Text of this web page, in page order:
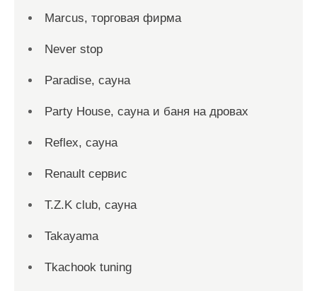
Marcus, торговая фирма
Never stop
Paradise, сауна
Party House, сауна и баня на дровах
Reflex, сауна
Renault сервис
T.Z.K club, сауна
Takayama
Tkachook tuning